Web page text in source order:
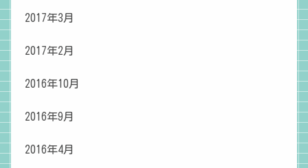
2017年3月
2017年2月
2016年10月
2016年9月
2016年4月